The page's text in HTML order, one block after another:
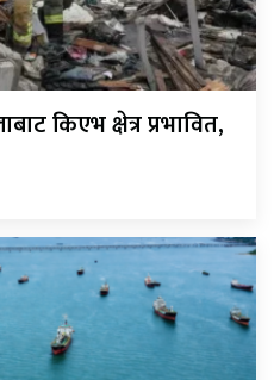
किएभ क्षेत्र प्रभावित,